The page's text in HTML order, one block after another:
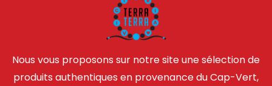
Nous vous proposons sur notre site une sélection de
produits authentiques en provenance du Cap-Vert,